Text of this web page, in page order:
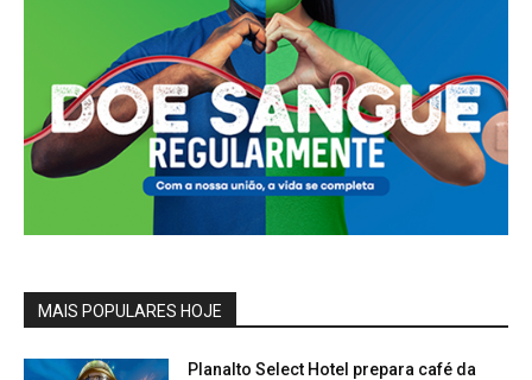
MAIS POPULARES HOJE
Planalto Select Hotel prepara café da